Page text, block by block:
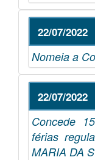
22/07/2022
Nomeia a
22/07/2022
Concede
férias
MARIA DA